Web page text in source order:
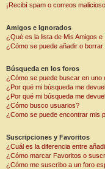
¡Recibí spam o correos
Amigos e Ignorados
¿Qué es la lista de Mis Amigos e
¿Cómo se puede añadir o
Búsqueda en los foros
¿Cómo se puede buscar en uno
¿Por qué mi búsqueda me
¿Por qué mi búsqueda me
¿Cómo busco usuarios?
¿Como se puede encontrar mis
Suscripciones y Favoritos
¿Cuál es la diferencia entre
¿Cómo marcar Favoritos o
¿Cómo me suscribo a un foro